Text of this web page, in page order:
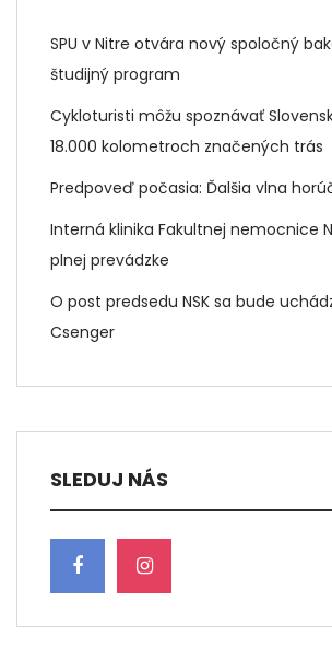
SPU v Nitre otvára nový spoločný
študijný program
Cykloturisti môžu spoznávať
18.000 kolometroch značených trás
Predpoveď počasia: Ďalšia vlna
Interná klinika Fakultnej nemocnice
plnej prevádzke
O post predsedu NSK sa bude
Csenger
SLEDUJ NÁS